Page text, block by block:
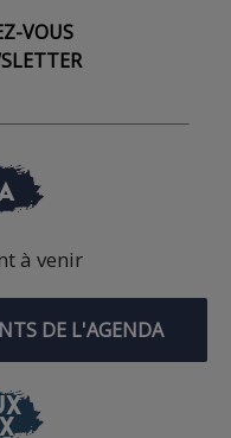
VOUS
à venir
DE L'AGENDA